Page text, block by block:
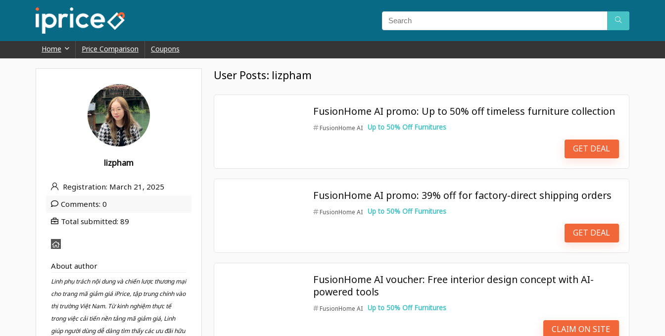
Home Price Comparison Coupons
lizpham
Registration: March 21, 2025
Comments: 0
Total submitted: 89
About author
Linh phụ trách nội dung và chiến lược thương mại
cho trang mã giảm giá iPrice, tập trung chính vào
thị trường Việt Nam. Từ kinh nghiệm thực tế
trong việc cải tiến nền tảng mã giảm giá, Linh
giúp người dùng dễ dàng tìm thấy các ưu đãi hữu
User Posts: lizpham
FusionHome AI promo: Up to 50% off timeless furniture collection
FusionHome AI Up to 50% Off Furnitures
GET DEAL
FusionHome AI promo: 39% off for factory-direct shipping orders
FusionHome AI Up to 50% Off Furnitures
GET DEAL
FusionHome AI voucher: Free interior design concept with AI-
powered tools
FusionHome AI Up to 50% Off Furnitures
CLAIM ON SITE